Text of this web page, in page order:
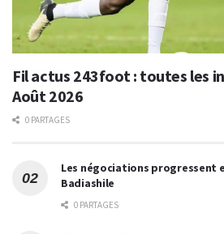
Fil actus 243foot : toutes les
Août 2026
0 PARTAGES
Les négociations progressent
Badiashile
0 PARTAGES